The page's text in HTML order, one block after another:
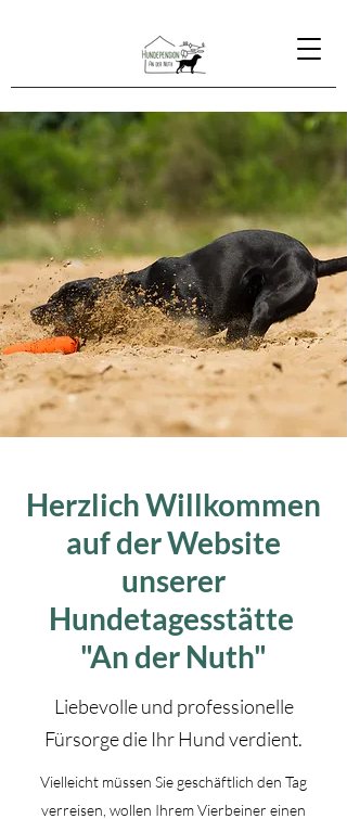
Herzlich Willkommen
auf der Website
unserer
Hundetagesstätte
"An der Nuth"
Liebevolle und professionelle
Fürsorge die Ihr Hund verdient.
Vielleicht müssen Sie geschäftlich den Tag
verreisen, wollen Ihrem Vierbeiner einen